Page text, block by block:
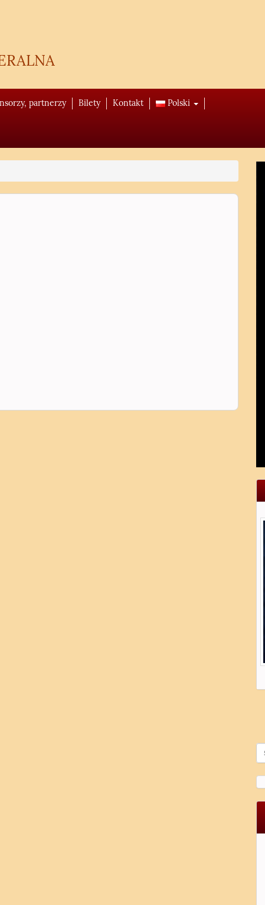
partnerzy Bilety Kontakt Polski